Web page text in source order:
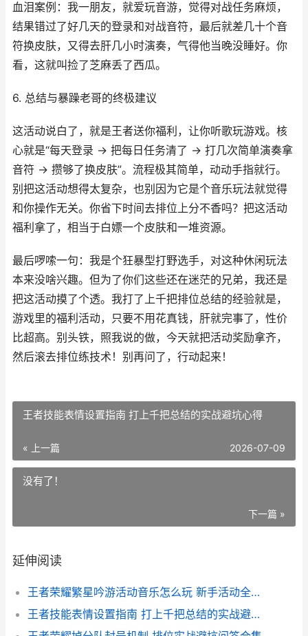
血泪案例：我一朋友，就爱玩音游，觉得对战任务麻烦，
结果错过了好几天的登录和对战音符，最后就差几十个音
符换皮肤，又得去肝几小时演奏，气得他当晚没睡好。你
看，这就叫捡了芝麻丢了西瓜。
6. 总结与暴躁老哥的终极建议
这活动说白了，就是王者送你福利，让你听歌玩游戏。核
心就是“每天登录 → 把每日任务清了 → 打几次简单演奏拿
音符 → 攒够了换皮肤”。流程极其简单，动动手指就行。
别把这活动想得太复杂，也别因为它是个音乐玩法就觉得
和你操作无关。你省下时间去排位上分不香吗？把这活动
福利拿了，相当于白嫖一个皮肤和一堆资源。
最后啰嗦一句：我是个狂暴型打野选手，对这种休闲玩法
本来没啥兴趣。但为了你们这些还在迷茫的兄弟，我还是
把这活动摸了个透。我打了上千把排位总结的经验就是，
游戏里的福利活动，只要不用花真钱，肝就完事了，性价
比超高。别头铁，照我说的做，今天就把活动奖励拿齐，
然后滚去排位练技术！别再问了，行动起来！
王者技能表情设置指南 打上千把总结的实战避坑心得
« 上一篇 2026-07-09
没有了！
下一篇 »
延伸阅读
王者荣耀繁星吟游活动音乐怎么玩 新手活动全流程手把手教学
王者技能表情设置指南 打上千把总结的实战避坑心得